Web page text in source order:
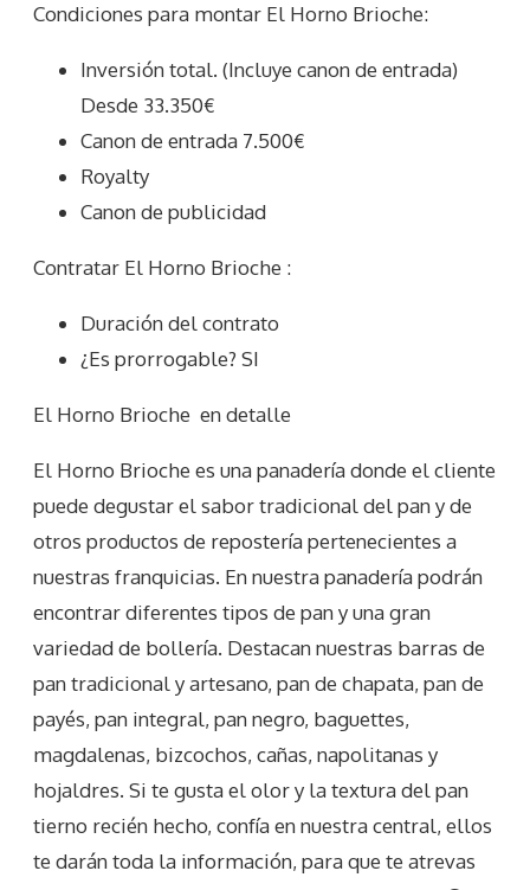
Condiciones para montar El Horno Brioche:
Inversión total. (Incluye canon de entrada)
Desde 33.350€
Canon de entrada 7.500€
Royalty
Canon de publicidad
Contratar El Horno Brioche :
Duración del contrato
¿Es prorrogable? SI
El Horno Brioche en detalle
El Horno Brioche es una panadería donde el cliente
puede degustar el sabor tradicional del pan y de
otros productos de repostería pertenecientes a
nuestras franquicias. En nuestra panadería podrán
encontrar diferentes tipos de pan y una gran
variedad de bollería. Destacan nuestras barras de
pan tradicional y artesano, pan de chapata, pan de
payés, pan integral, pan negro, baguettes,
magdalenas, bizcochos, cañas, napolitanas y
hojaldres. Si te gusta el olor y la textura del pan
tierno recién hecho, confía en nuestra central, ellos
te darán toda la información, para que te atrevas